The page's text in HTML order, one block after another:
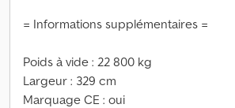
= Informations supplémentaires =
Poids à vide : 22 800 kg
Largeur : 329 cm
Marquage CE : oui